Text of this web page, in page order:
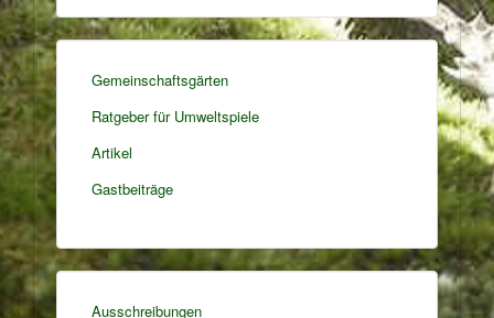
Gemeinschaftsgärten
Ratgeber für Umweltspiele
Artikel
Gastbeiträge
Ausschreibungen